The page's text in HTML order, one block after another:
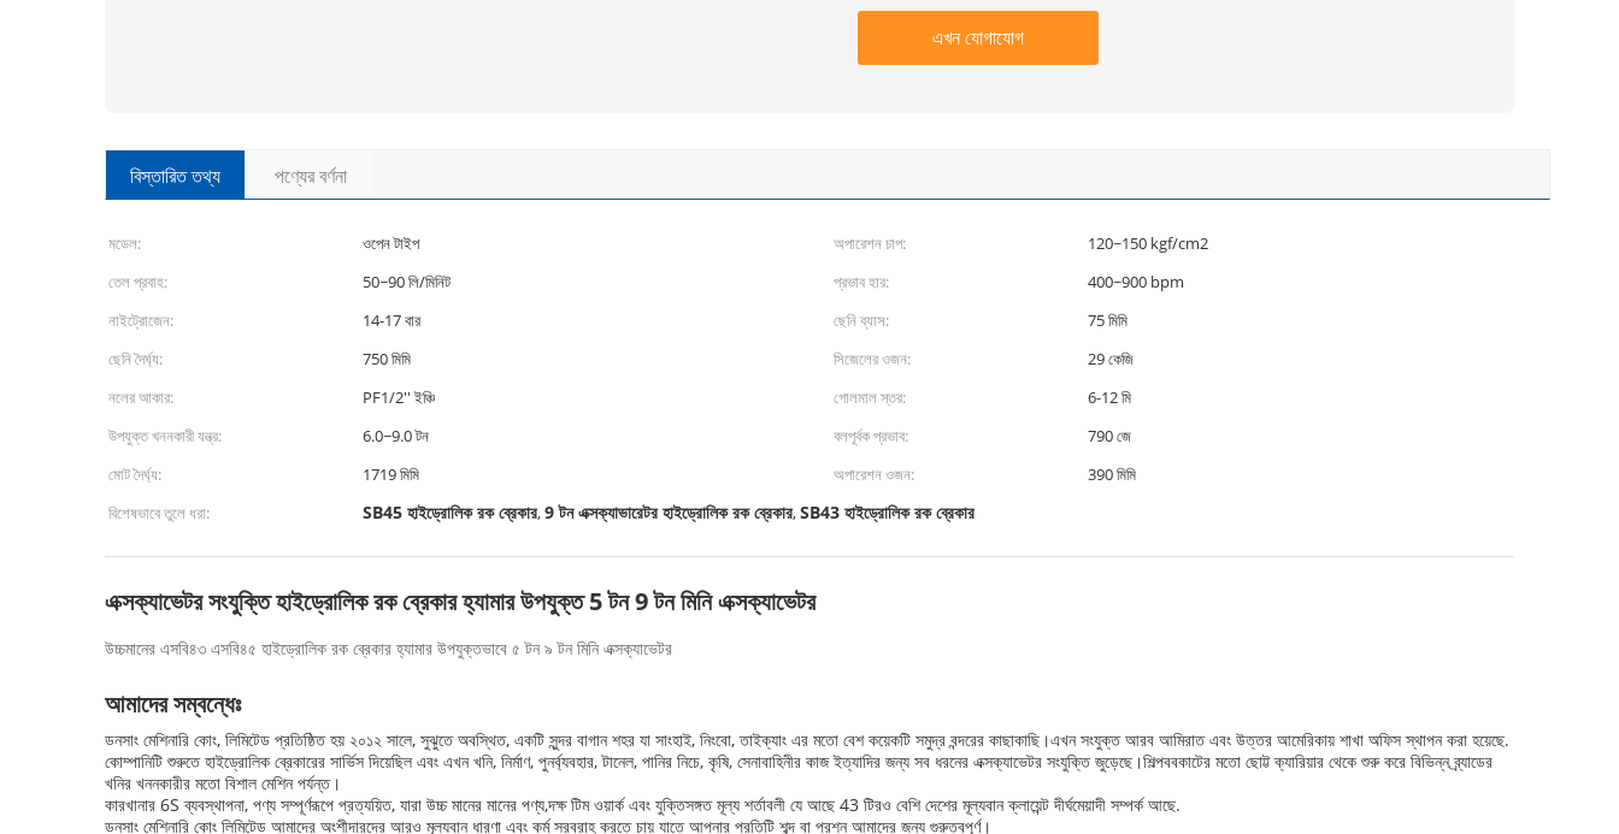
এখন যোগাযোগ
বিস্তারিত তথ্য পণ্যের বর্ণনা
মডেল: ওপেন টাইপ অপারেশন চাপ:
120~150 kgf/cm2
তেল প্রবাহ:
50~90 লি/মিনিট প্রভাব হার:
400~900 bpm
নাইট্রোজেন:
14-17 বার ছেনি ব্যাস:
75 মিমি
ছেনি দৈর্ঘ্য:
750 মিমি সিজেলের ওজন:
29 কেজি
নলের আকার:
PF1/2'' ইঞ্চি গোলমাল স্তর:
6-12 মি
উপযুক্ত খননকারী যন্ত্র:
6.0~9.0 টন বলপূর্বক প্রভাব:
790 জে
মোট দৈর্ঘ্য:
1719 মিমি অপারেশন ওজন:
390 মিমি
বিশেষভাবে তুলে ধরা:
SB45 হাইড্রোলিক রক ব্রেকার,9 টন এক্সক্যাভারেটর হাইড্রোলিক রক ব্রেকার,SB43 হাইড্রোলিক রক ব্রেকার
এক্সক্যাভেটর সংযুক্তি হাইড্রোলিক রক ব্রেকার হ্যামার উপযুক্ত 5 টন 9 টন মিনি এক্সক্যাভেটর
উচ্চমানের এসবি৪৩ এসবি৪৫ হাইড্রোলিক রক ব্রেকার হ্যামার উপযুক্তভাবে ৫ টন ৯ টন মিনি এক্সক্যাভেটর
আমাদের সম্বন্ধেঃ
ডনসাং মেশিনারি কোং, লিমিটেড প্রতিষ্ঠিত হয় ২০১২ সালে, সুঝুতে অবস্থিত, একটি সুন্দর বাগান শহর যা সাংহাই, নিংবো, তাইক্যাং এর মতো বেশ কয়েকটি সমুদ্র বন্দরের কাছাকাছি।এখন সংযুক্ত আরব আমিরাত এবং উত্তর আমেরিকায় শাখা অফিস স্থাপন করা হয়েছে.
কোম্পানিটি শুরুতে হাইড্রোলিক ব্রেকারের সার্ভিস দিয়েছিল এবং এখন খনি, নির্মাণ, পুনর্ব্যবহার, টানেল, পানির নিচে, কৃষি, সেনাবাহিনীর কাজ ইত্যাদির জন্য সব ধরনের এক্সক্যাভেটর সংযুক্তি জুড়েছে।শিল্পববকাটের মতো ছোট্ট ক্যারিয়ার থেকে শুরু করে বিভিন্ন ব্র্যাডের
খনির খননকারীর মতো বিশাল মেশিন পর্যন্ত।
কারখানার 6S ব্যবস্থাপনা, পণ্য সম্পূর্ণরূপে প্রত্যয়িত, যারা উচ্চ মানের মানের পণ্য,দক্ষ টিম ওয়ার্ক এবং যুক্তিসঙ্গত মূল্য শর্তাবলী যে আছে 43 টিরও বেশি দেশের মূল্যবান ক্লায়েন্ট দীর্ঘমেয়াদী সম্পর্ক আছে.
ডনসাং মেশিনারি কোং লিমিটেড আমাদের অংশীদারদের আরও মূল্যবান ধারণা এবং কর্ম সরবরাহ করতে চায় যাতে আপনার প্রতিটি শব্দ বা প্রশ্ন আমাদের জন্য গুরুত্বপূর্ণ।